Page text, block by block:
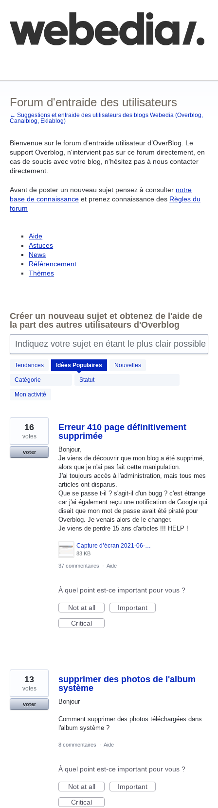
contenu
Forum d'entraide des utilisateurs
← Suggestions et entraide des utilisateurs des blogs Webedia (Overblog,
Canalblog, Eklablog)
Bienvenue sur le forum d’entraide utilisateur d’OverBlog. Le
support Overblog, n'intervient pas sur ce forum directement, en
cas de soucis avec votre blog, n'hésitez pas à nous contacter
directement.
Avant de poster un nouveau sujet pensez à consulter notre
base de connaissance et prenez connaissance des Règles du
forum
Aide
Astuces
News
Référencement
Thèmes
Créer un nouveau sujet et obtenez de l'aide de
la part des autres utilisateurs d'Overblog
Indiquez votre sujet en étant le plus clair possible
Tendances Idées Populaires Nouvelles
Catégorie Statut
Mon activité
164
résultats
trouvés
Erreur 410 page définitivement
supprimée
Bonjour,
Je viens de découvrir que mon blog a été supprimé,
alors que je n'ai pas fait cette manipulation.
J'ai toujours accès à l'administration, mais tous mes
articles ont disparus.
Que se passe t-il ? s'agit-il d'un bugg ? c'est étrange
car j'ai également reçu une notification de Google qui
disait que mon mot de passe avait été piraté pour
Overblog. Je venais alors de le changer.
Je viens de perdre 15 ans d'articles !!! HELP !
Capture d’écran 2021-06-07 184111.jpg
83 KB
16
votes
voter
37 commentaires · Aide
À quel point est-ce important pour vous ?
Not at all
Important
Critical
supprimer des photos de l'album
système
Bonjour
Comment supprimer des photos téléchargées dans
l'album système ?
13
votes
voter
8 commentaires · Aide
À quel point est-ce important pour vous ?
Not at all
Important
Critical